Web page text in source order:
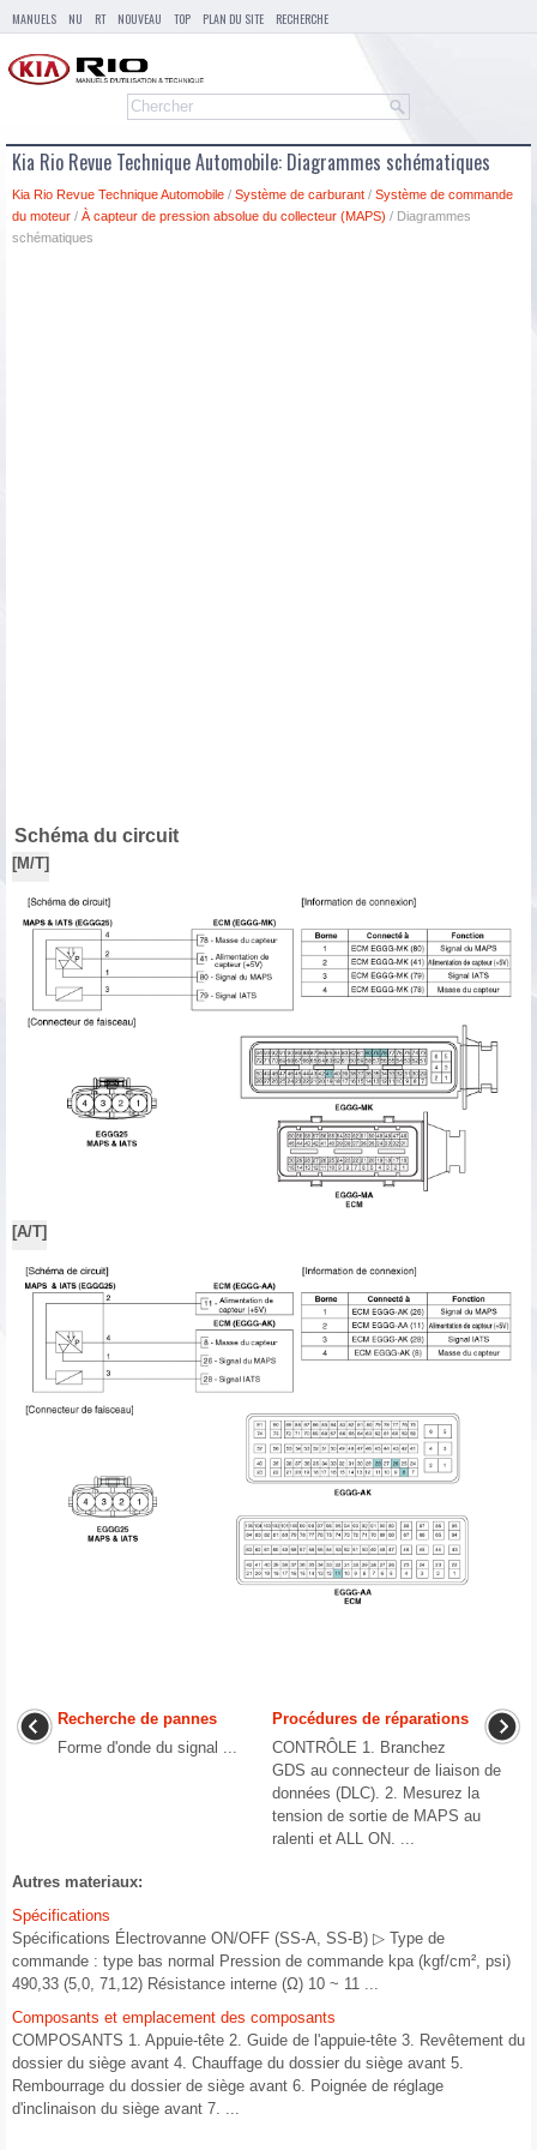
MANUELS NU RT NOUVEAU TOP PLAN DU SITE RECHERCHE
Kia Rio Revue Technique Automobile: Diagrammes schématiques
Kia Rio Revue Technique Automobile / Système de carburant / Système de commande
du moteur / À capteur de pression absolue du collecteur (MAPS) / Diagrammes
schématiques
Schéma du circuit
[M/T]
[A/T]
Recherche de pannes
Forme d'onde du signal ...
Procédures de réparations
CONTRÔLE 1. Branchez
GDS au connecteur de liaison de
données (DLC). 2. Mesurez la
tension de sortie de MAPS au
ralenti et ALL ON. ...
Autres materiaux:
Spécifications
Spécifications Électrovanne ON/OFF (SS-A, SS-B) ▷ Type de
commande : type bas normal Pression de commande kpa (kgf/cm², psi)
490,33 (5,0, 71,12) Résistance interne (Ω) 10 ~ 11 ...
Composants et emplacement des composants
COMPOSANTS 1. Appuie-tête 2. Guide de l'appuie-tête 3. Revêtement du
dossier du siège avant 4. Chauffage du dossier du siège avant 5.
Rembourrage du dossier de siège avant 6. Poignée de réglage
d'inclinaison du siège avant 7. ...